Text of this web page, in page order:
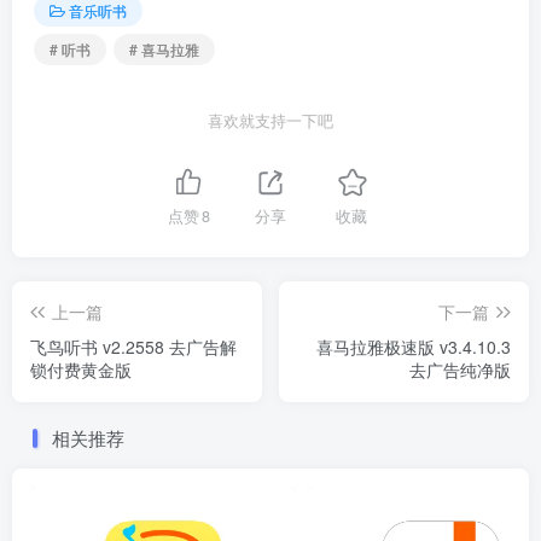
音乐听书
# 听书
# 喜马拉雅
喜欢就支持一下吧
点赞8 分享 收藏
上一篇
飞鸟听书 v2.2558 去广告解
锁付费黄金版
下一篇
喜马拉雅极速版 v3.4.10.3
去广告纯净版
相关推荐